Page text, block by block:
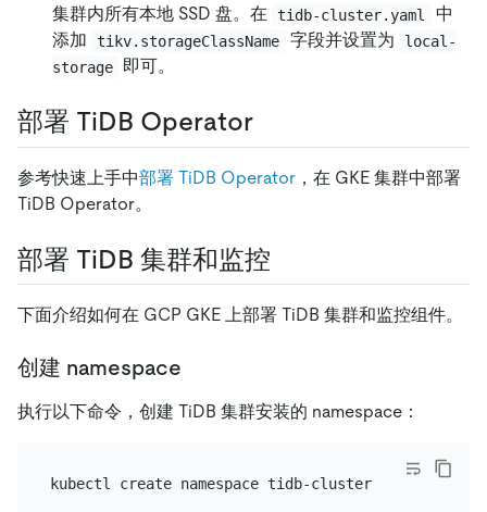
集群内所有本地 SSD 盘。在
tidb-cluster.yaml
中
添加
tikv.storageClassName 字段并设置为
local-
storage
即可。
部署 TiDB Operator
参考快速上手中部署 TiDB Operator ，在 GKE 集群中部署
TiDB Operator。
部署 TiDB 集群和监控
下面介绍如何在 GCP GKE 上部署 TiDB 集群和监控组件。
创建 namespace
执行以下命令，创建 TiDB 集群安装的 namespace：
kubectl create namespace tidb-cluster